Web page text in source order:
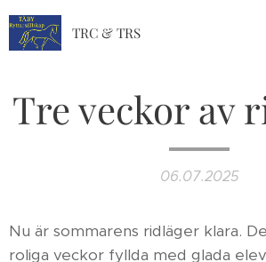
TRC & TRS
Tre veckor av
06.07.2025
Nu är sommarens ridläger klara.
roliga veckor fyllda med glada